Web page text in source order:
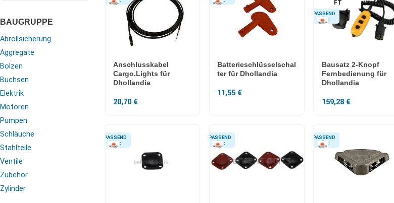
BAUGRUPPE
Abrollsicherung
Aggregate
Bolzen
Buchsen
Elektrik
Motoren
Pumpen
Schläuche
Stahlteile
Ventile
Zubehör
Zylinder
Anschlusskabel
Cargo.Lights für
Dhollandia
20,70 €
Batterieschlüsselschal
ter für Dhollandia
11,55 €
FT
Bausatz 2-Knopf
Fernbedienung für
Dhollandia
159,28 €